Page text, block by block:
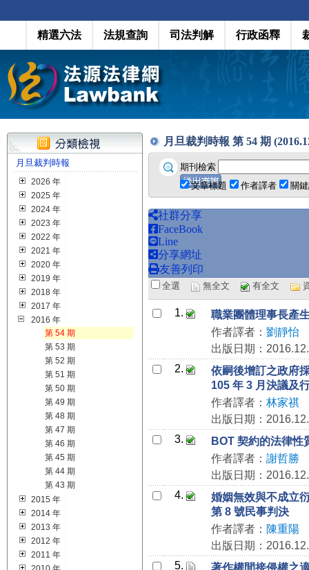
精選六法 法規查詢 司法判解 行政函釋
月旦裁判時報
2026 年
2025 年
2024 年
2023 年
2022 年
2021 年
2020 年
2019 年
2018 年
2017 年
2016 年
第 54 期
第 53 期
第 52 期
第 51 期
第 50 期
第 49 期
第 48 期
第 47 期
第 46 期
第 45 期
第 44 期
第 43 期
2015 年
2014 年
2013 年
2012 年
2011 年
月旦裁判時報 第 54 期
期刊檢索
文章標題
作者譯者 關
社群分享
FaceBook
Line
分享網址
友善列印
全選 無全文 有全文
1.
職業團體理事長產
作者譯者： 劉靜怡
出版日期：
2.
依嗣後增訂之政府
105 年 3 月決議及
作者譯者： 林家祺
出版日期：
3.
BOT 契約的法律性
作者譯者： 謝哲勝
出版日期：
4.
婚姻無效與不成立
第 8 號民事判決
作者譯者： 陳重陽
出版日期：
5.
著作權間接侵權之